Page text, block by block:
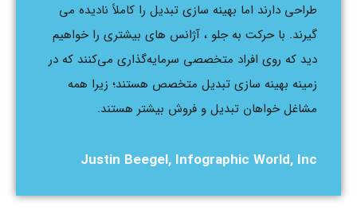
طراحی دارند اما بهینه سازی تبدیل را کاملاً نادیده می
گیرند. با حرکت به جلو ، آژانس های بیشتری را خواهیم
دید که روی افراد متخصصی سرمایه‌گذاری می‌کنند که در
زمینه بهینه سازی تبدیل متخصص هستند؛ زیرا همه
مشاغل خواهان تبدیل و فروش بیشتر هستند.
Justin Beegel, Infographic World, Inc